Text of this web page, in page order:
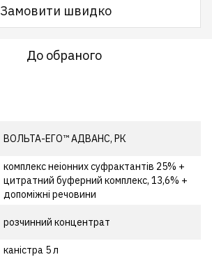
Замовити швидко
До обраного
ВОЛЬТА-ЕГО™ АДВАНС, РК
комплекс неіонних суфрактантів 25% +
цитратний буферний комплекс, 13,6% +
допоміжні речовини
розчинний концентрат
каністра 5 л